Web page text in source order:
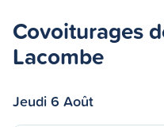
Covoiturages
Lacombe
Jeudi 6 Août